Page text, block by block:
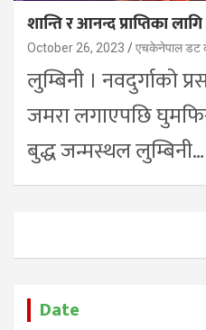
शान्ति र आनन्द प्राप्तिका
October 26, 2023 एचकेनेपाल डट
लुम्बिनी । नवदुर्गाको
जमरा लगाएपछि
बुद्ध जन्मस्थल लुम्बिनी…
Date